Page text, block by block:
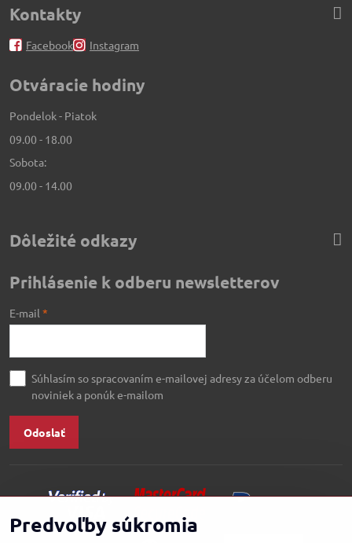
Kontakty
Facebook Instagram
Otváracie hodiny
Pondelok - Piatok
09.00 - 18.00
Sobota:
09.00 - 14.00
Dôležité odkazy
Prihlásenie k odberu newsletterov
E-mail *
Súhlasím so spracovaním e-mailovej adresy za účelom odberu
noviniek a ponúk e-mailom
Odoslať
Predvoľby súkromia